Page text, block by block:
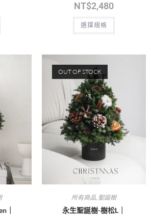
NT$2,480
選擇規格
｜
OUT OF STOCK
所有商品, 聖誕樹
永生聖誕樹-樹松L｜